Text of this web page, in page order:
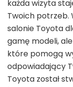
każda wizyta
Twoich potrzeb.
salonie Toyota
gamę modeli,
które pomogą
odpowiadający
Toyota został